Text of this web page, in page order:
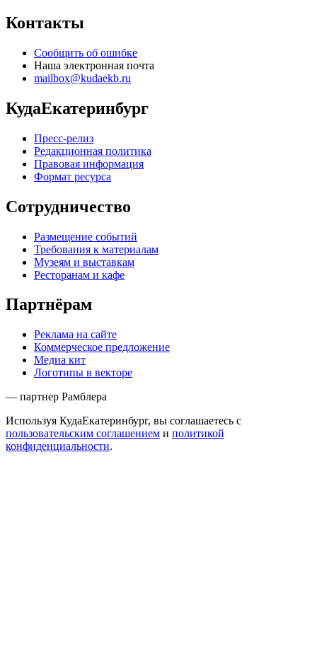
Контакты
Сообщить об ошибке
Наша электронная почта
mailbox@kudaekb.ru
КудаЕкатеринбург
Пресс-релиз
Редакционная политика
Правовая информация
Формат ресурса
Сотрудничество
Размещение событий
Требования к материалам
Музеям и выставкам
Ресторанам и кафе
Партнёрам
Реклама на сайте
Коммерческое предложение
Медиа кит
Логотипы в векторе
— партнер Рамблера
Используя КудаЕкатеринбург, вы соглашаетесь с
пользовательским соглашением и политикой
конфиденциальности.